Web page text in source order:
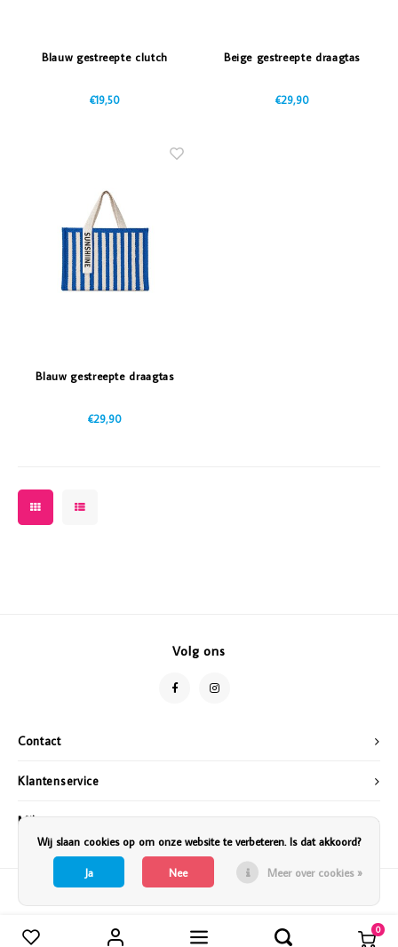
0
Blauw gestreepte clutch
€19,50
Beige gestreepte draagtas
€29,90
Blauw gestreepte draagtas
€29,90
Contact
Volg ons
Klantenservice
Mijn account
Vergelijk producten 0
Wij slaan cookies op om onze website te verbeteren. Is dat akkoord?
Ja Nee Meer over cookies »